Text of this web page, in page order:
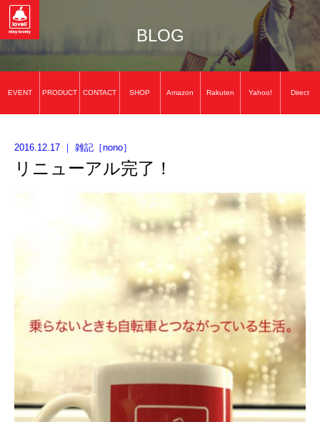
BLOG
2016.12.17 ｜ 雑記 ［nono］
リニューアル完了！
EVENT PRODUCT CONTACT SHOP Amazon Rakuten Yahoo! Direct